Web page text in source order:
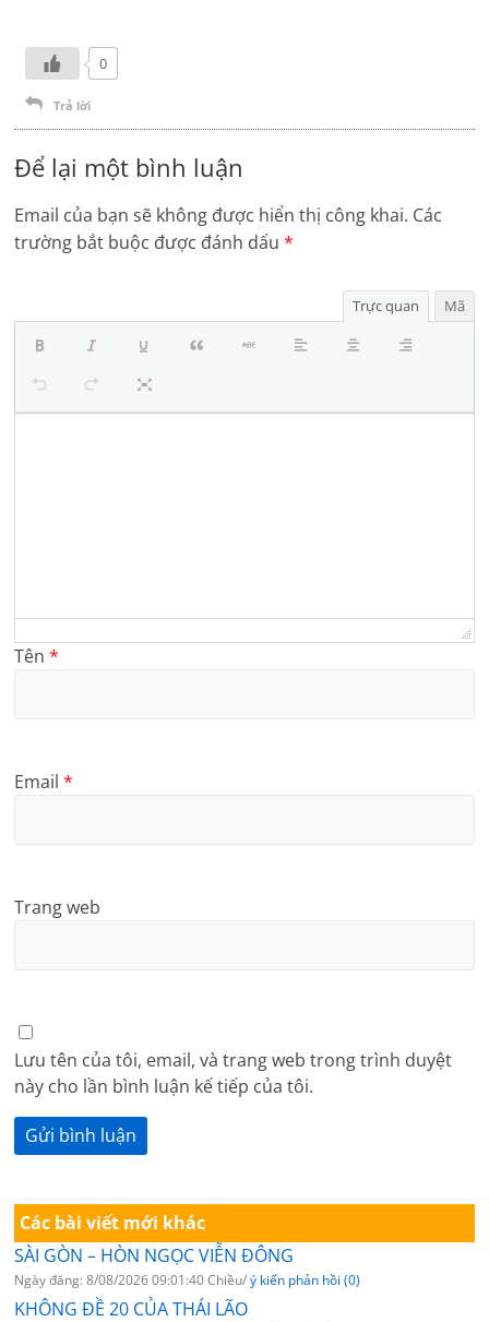
0
Trả lời
Để lại một bình luận
Email của bạn sẽ không được hiển thị công khai. Các
trường bắt buộc được đánh dấu*
Trực quan Mã
Tên*
Email*
Trang web
Lưu tên của tôi, email, và trang web trong trình duyệt
này cho lần bình luận kế tiếp của tôi.
Các bài viết mới khác
SÀI GÒN – HÒN NGỌC VIỄN ĐÔNG
Ngày đăng: 8/08/2026 09:01:40 Chiều/ý kiến phản hồi (0)
KHÔNG ĐỀ 20 CỦA THÁI LÃO